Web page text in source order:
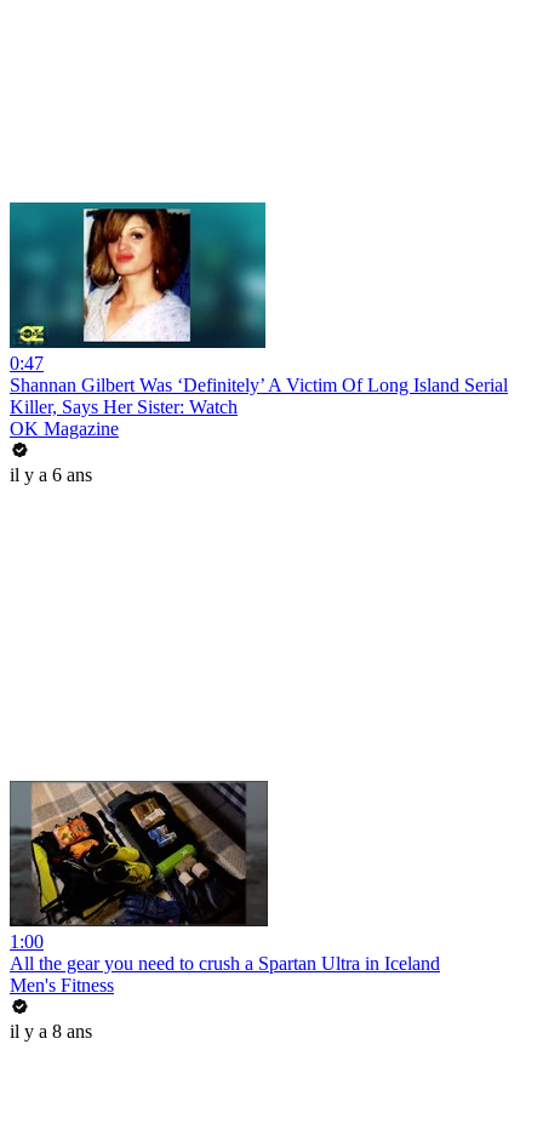
0:47
Shannan Gilbert Was ‘Definitely’ A Victim Of Long Island Serial
Killer, Says Her Sister: Watch
OK Magazine
il y a 6 ans
1:00
All the gear you need to crush a Spartan Ultra in Iceland
Men's Fitness
il y a 8 ans